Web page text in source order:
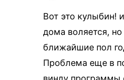
Вот это кулыбин!
дома воляется,
ближайшие пол
Проблема еще в